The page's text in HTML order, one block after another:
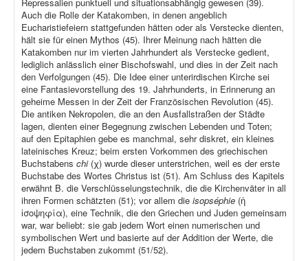
Auch die Rolle der Katakomben, in denen angeblich
Eucharistiefeiern stattgefunden hätten oder als Verstecke dienten,
hält sie für einen Mythos (45). Ihrer Meinung nach hätten die
Katakomben nur im vierten Jahrhundert als Verstecke gedient,
lediglich anlässlich einer Bischofswahl, und dies in der Zeit nach
den Verfolgungen (45). Die Idee einer unterirdischen Kirche sei
eine Fantasievorstellung des 19. Jahrhunderts, in Erinnerung an
geheime Messen in der Zeit der Französischen Revolution (45).
Die antiken Nekropolen, die an den Ausfallstraßen der Städte
lagen, dienten einer Begegnung zwischen Lebenden und Toten;
auf den Epitaphien gebe es manchmal, sehr diskret, ein kleines
lateinisches Kreuz; beim ersten Vorkommen des griechischen
Buchstabens chi (χ) wurde dieser unterstrichen, weil es der erste
Buchstabe des Wortes Christus ist (51). Am Schluss des Kapitels
erwähnt B. die Verschlüsselungstechnik, die die Kirchenväter in all
ihren Formen schätzten (51); vor allem die isopséphie (ἡ
ἰσοψηφία), eine Technik, die den Griechen und Juden gemeinsam
war, war beliebt: sie gab jedem Wort einen numerischen und
symbolischen Wert und basierte auf der Addition der Werte, die
jedem Buchstaben zukommt (51/52).